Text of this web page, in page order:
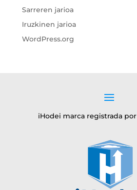
Sarreren jarioa
Iruzkinen jarioa
WordPress.org
iHodei marca registrada por